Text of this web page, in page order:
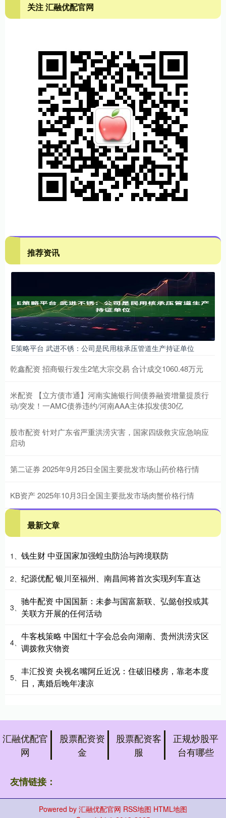
关注 汇融优配官网
推荐资讯
E策略平台 武进不锈：公司是民用核承压管道生产持证单位
乾鑫配资 招商银行发生2笔大宗交易 合计成交1060.48万元
米配资 【立方债市通】河南实施银行间债券融资增量提质行
动/突发！一AMC债券违约/河南AAA主体拟发债30亿
股市配资 针对广东省严重洪涝灾害，国家四级救灾应急响应
启动
第二证券 2025年9月25日全国主要批发市场山药价格行情
KB资产 2025年10月3日全国主要批发市场肉蟹价格行情
最新文章
1、 钱生财 中亚国家加强蝗虫防治与跨境联防
2、 纪源优配 银川至福州、南昌间将首次实现列车直达
3、
驰牛配资 中国国新：未参与国富新联、弘懿创投或其
关联方开展的任何活动
4、
牛客栈策略 中国红十字会总会向湖南、贵州洪涝灾区
调拨救灾物资
5、
丰汇投资 央视名嘴阿丘近况：住破旧楼房，靠老本度
日，离婚后晚年凄凉
汇融优配官
网
股票配资资
金
股票配资客
服
正规炒股平
台有哪些
友情链接：
Powered by 汇融优配官网 RSS地图 HTML地图